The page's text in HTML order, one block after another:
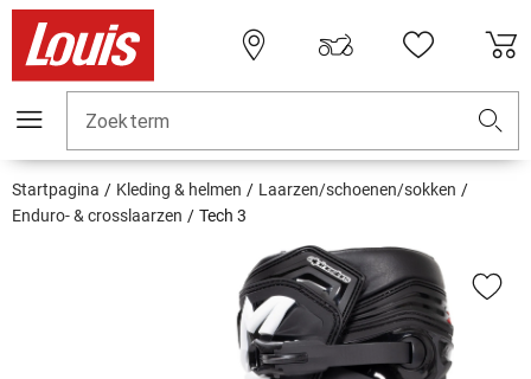
Zoekterm
Startpagina Kleding & helmen
Laarzen/schoenen/sokken
Enduro- & crosslaarzen
Tech 3